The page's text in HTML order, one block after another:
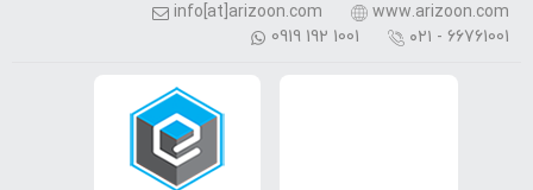
www.arizoon.com
info[at]arizoon.com
۰۲۱ - 66761001
0919 192 1001